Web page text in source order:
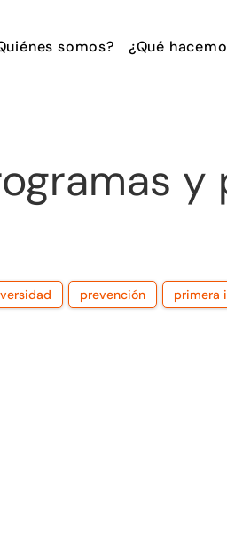
somos? ¿Qué
y
prevención primera